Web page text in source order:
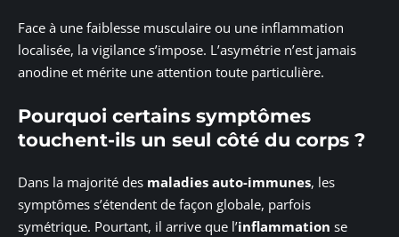
Face à une faiblesse musculaire ou une inflammation
localisée, la vigilance s’impose. L’asymétrie n’est jamais
anodine et mérite une attention toute particulière.
Pourquoi certains symptômes
touchent-ils un seul côté du corps ?
Dans la majorité des maladies auto-immunes, les
symptômes s’étendent de façon globale, parfois
symétrique. Pourtant, il arrive que l’inflammation se